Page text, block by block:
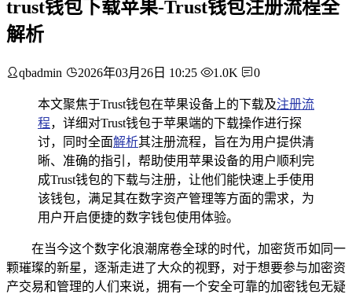
trust钱包下载苹果-Trust钱包注册流程全
解析
qbadmin 2026年03月26日 10:25 1.0K 0
本文聚焦于Trust钱包在苹果设备上的下载及注册流
程，详细对Trust钱包于苹果端的下载操作进行探
讨，同时全面解析其注册流程，旨在为用户提供清
晰、准确的指引，帮助使用苹果设备的用户顺利完
成Trust钱包的下载与注册，让他们能快速上手使用
该钱包，满足其在数字资产管理等方面的需求，为
用户开启便捷的数字钱包使用体验。
在当今这个数字化浪潮席卷全球的时代，加密货币如同一
颗璀璨的新星，逐渐走进了大众的视野，对于想要参与加密资
产交易和管理的人们来说，拥有一个安全可靠的加密钱包无疑